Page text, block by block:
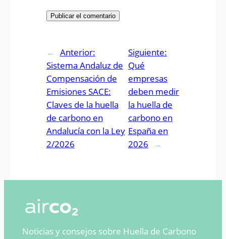
← Anterior:
Sistema Andaluz de
Compensación de
Emisiones SACE:
Claves de la huella
de carbono en
Andalucía con la Ley
2/2026
Siguiente:
Qué
empresas
deben medir
la huella de
carbono en
España en
2026
→
Noticias y consejos sobre Huella de Carbono